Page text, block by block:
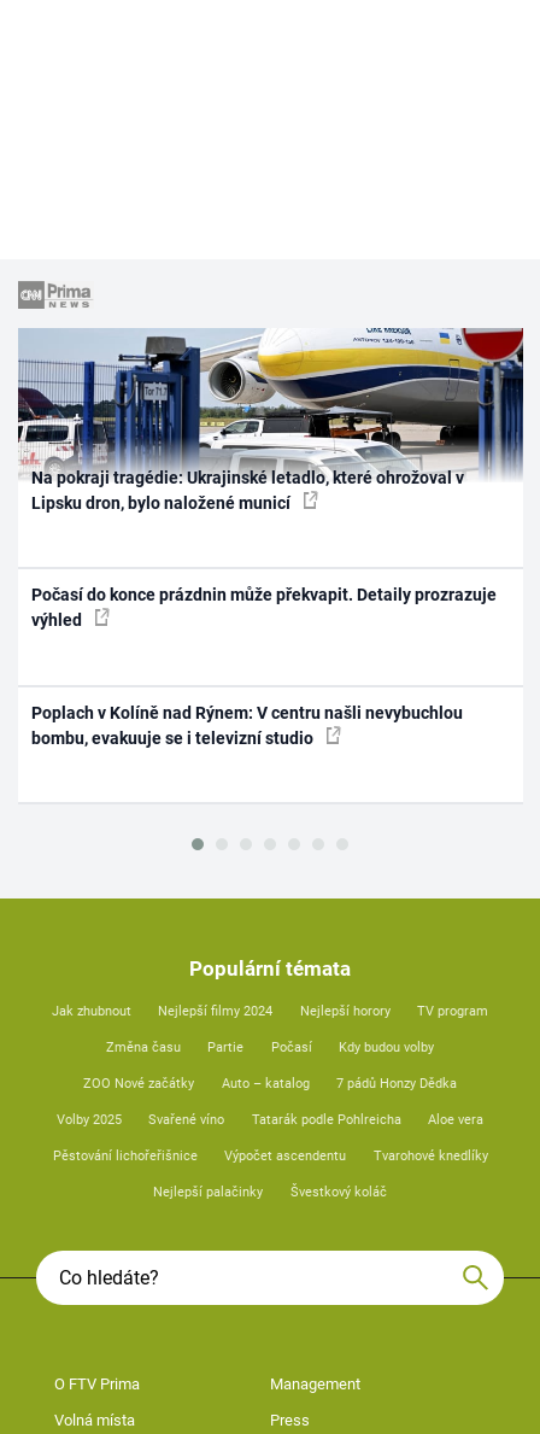
Na pokraji tragédie: Ukrajinské letadlo, které ohrožoval v
Lipsku dron, bylo naložené municí
Počasí do konce prázdnin může překvapit. Detaily prozrazuje
výhled
Poplach v Kolíně nad Rýnem: V centru našli nevybuchlou
bombu, evakuuje se i televizní studio
Populární témata
Jak zhubnout Nejlepší filmy 2024 Nejlepší horory TV program
Změna času Partie Počasí Kdy budou volby
ZOO Nové začátky Auto – katalog 7 pádů Honzy Dědka
Volby 2025 Svařené víno Tatarák podle Pohlreicha Aloe vera
Pěstování lichořeřišnice Výpočet ascendentu Tvarohové knedlíky
Nejlepší palačinky Švestkový koláč
O FTV Prima Management
Volná místa Press